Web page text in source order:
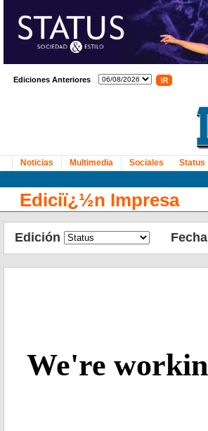
Ediciones Anteriores
Noticias Multimedia Sociales Status
Ediciï¿½n Impresa
Edición Fecha